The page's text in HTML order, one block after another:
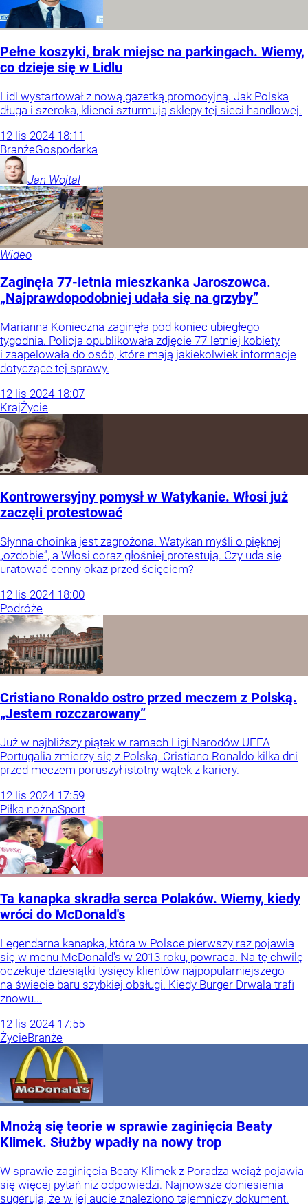
Pełne koszyki, brak miejsc na parkingach. Wiemy,
co dzieje się w Lidlu
Lidl wystartował z nową gazetką promocyjną. Jak Polska
długa i szeroka, klienci szturmują sklepy tej sieci handlowej.
12 lis 2024 18:11
BranżeGospodarka
Jan Wojtal
Wideo
Zaginęła 77-letnia mieszkanka Jaroszowca.
„Najprawdopodobniej udała się na grzyby”
Marianna Konieczna zaginęła pod koniec ubiegłego
tygodnia. Policja opublikowała zdjęcie 77-letniej kobiety
i zaapelowała do osób, które mają jakiekolwiek informacje
dotyczące tej sprawy.
12 lis 2024 18:07
KrajŻycie
Kontrowersyjny pomysł w Watykanie. Włosi już
zaczęli protestować
Słynna choinka jest zagrożona. Watykan myśli o pięknej
„ozdobie”, a Włosi coraz głośniej protestują. Czy uda się
uratować cenny okaz przed ścięciem?
12 lis 2024 18:00
Podróże
Cristiano Ronaldo ostro przed meczem z Polską.
„Jestem rozczarowany”
Już w najbliższy piątek w ramach Ligi Narodów UEFA
Portugalia zmierzy się z Polską. Cristiano Ronaldo kilka dni
przed meczem poruszył istotny wątek z kariery.
12 lis 2024 17:59
Piłka nożnaSport
Ta kanapka skradła serca Polaków. Wiemy, kiedy
wróci do McDonald's
Legendarna kanapka, która w Polsce pierwszy raz pojawia
się w menu McDonald's w 2013 roku, powraca. Na tę chwilę
oczekuje dziesiątki tysięcy klientów najpopularniejszego
na świecie baru szybkiej obsługi. Kiedy Burger Drwala trafi
znowu...
12 lis 2024 17:55
ŻycieBranże
Mnożą się teorie w sprawie zaginięcia Beaty
Klimek. Służby wpadły na nowy trop
W sprawie zaginięcia Beaty Klimek z Poradza wciąż pojawia
się więcej pytań niż odpowiedzi. Najnowsze doniesienia
sugerują, że w jej aucie znaleziono tajemniczy dokument.